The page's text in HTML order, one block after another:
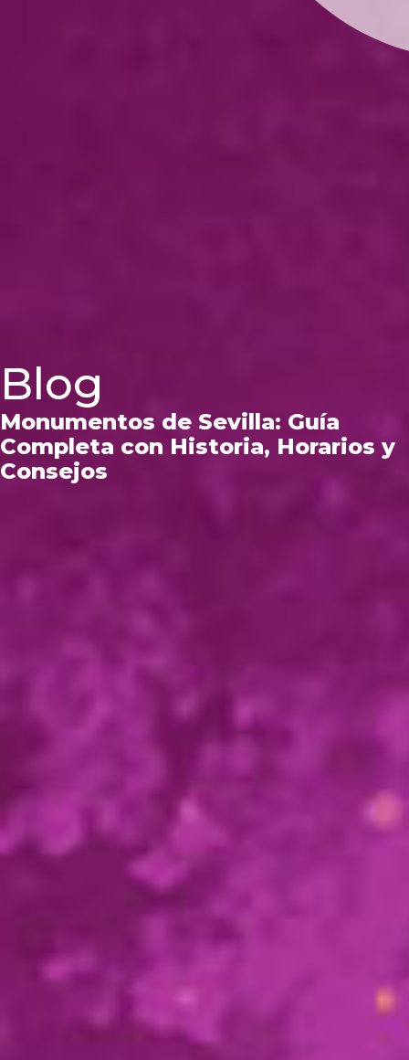
Blog
Monumentos de Sevilla: Guía
Completa con Historia, Horarios y
Consejos